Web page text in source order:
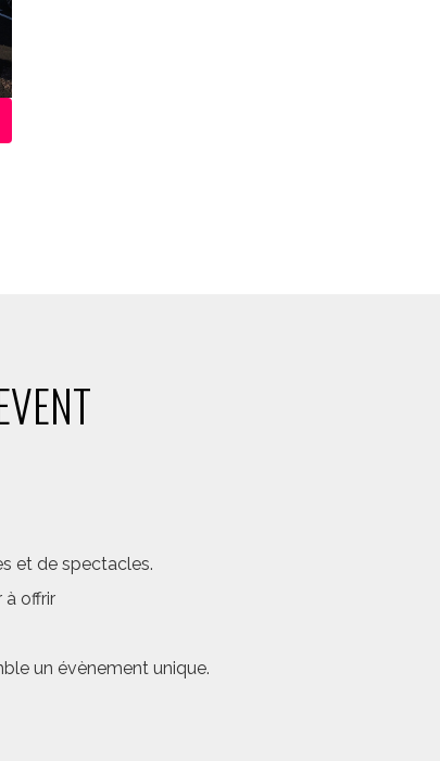
et de spectacles.
à offrir
un évènement unique.